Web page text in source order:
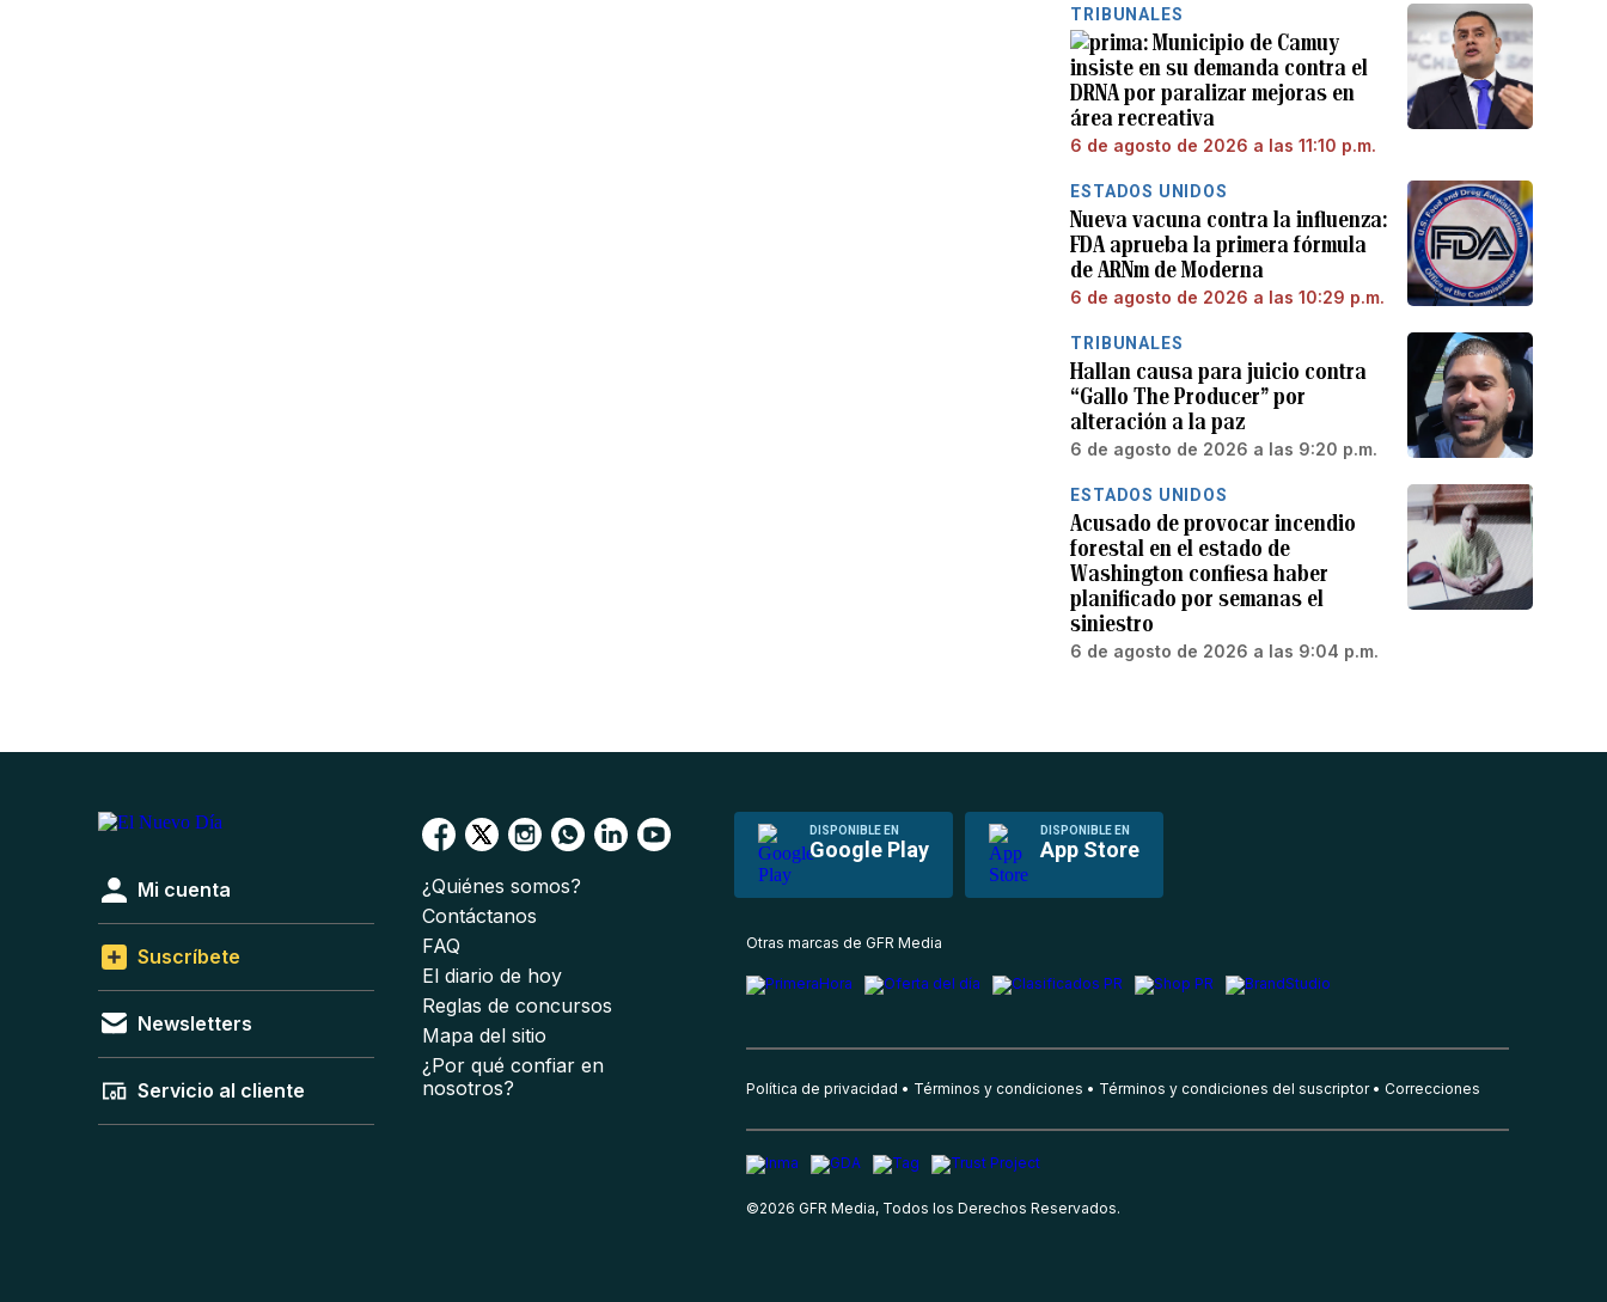
TRIBUNALES
Municipio de Camuy
insiste en su demanda contra el
DRNA por paralizar mejoras en
área recreativa
6 de agosto de 2026 a las 11:10 p.m.
ESTADOS UNIDOS
Nueva vacuna contra la influenza:
FDA aprueba la primera fórmula
de ARNm de Moderna
6 de agosto de 2026 a las 10:29 p.m.
TRIBUNALES
Hallan causa para juicio contra
“Gallo The Producer” por
alteración a la paz
6 de agosto de 2026 a las 9:20 p.m.
ESTADOS UNIDOS
Acusado de provocar incendio
forestal en el estado de
Washington confiesa haber
planificado por semanas el
siniestro
6 de agosto de 2026 a las 9:04 p.m.
DISPONIBLE EN
Google Play
DISPONIBLE EN
App Store
Mi cuenta
Suscríbete
Newsletters
Servicio al cliente
¿Quiénes somos?
Contáctanos
FAQ
El diario de hoy
Reglas de concursos
Mapa del sitio
¿Por qué confiar en
nosotros?
Otras marcas de GFR Media
Política de privacidad Términos y condiciones Términos y condiciones del suscriptor Correcciones
©2026 GFR Media, Todos los Derechos Reservados.